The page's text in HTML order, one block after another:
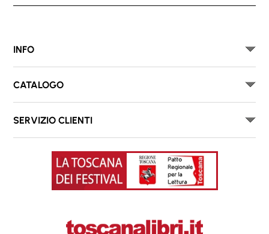
INFO
CATALOGO
SERVIZIO CLIENTI